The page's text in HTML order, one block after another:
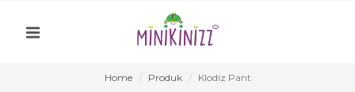
Home Produk Klodiz Pant